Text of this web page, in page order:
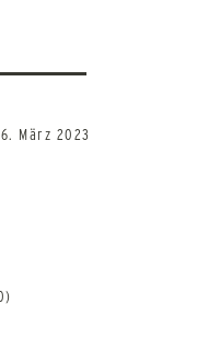
März 2023